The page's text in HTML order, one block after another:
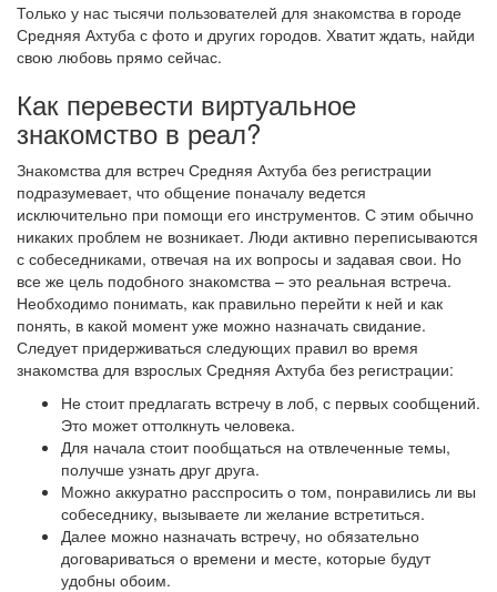
Только у нас тысячи пользователей для знакомства в городе
Средняя Ахтуба с фото и других городов. Хватит ждать, найди
свою любовь прямо сейчас.
Как перевести виртуальное
знакомство в реал?
Знакомства для встреч Средняя Ахтуба без регистрации
подразумевает, что общение поначалу ведется
исключительно при помощи его инструментов. С этим обычно
никаких проблем не возникает. Люди активно переписываются
с собеседниками, отвечая на их вопросы и задавая свои. Но
все же цель подобного знакомства – это реальная встреча.
Необходимо понимать, как правильно перейти к ней и как
понять, в какой момент уже можно назначать свидание.
Следует придерживаться следующих правил во время
знакомства для взрослых Средняя Ахтуба без регистрации:
Не стоит предлагать встречу в лоб, с первых сообщений.
Это может оттолкнуть человека.
Для начала стоит пообщаться на отвлеченные темы,
получше узнать друг друга.
Можно аккуратно расспросить о том, понравились ли вы
собеседнику, вызываете ли желание встретиться.
Далее можно назначать встречу, но обязательно
договариваться о времени и месте, которые будут
удобны обоим.